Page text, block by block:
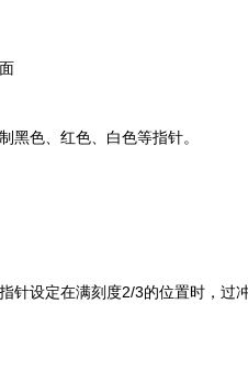
黑色、红色、白色等指针。
针设定在满刻度2/3的位置时，过